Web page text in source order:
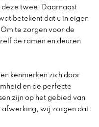
twee. Daarnaast
betekent dat u in eigen
te zorgen voor de
de ramen en deuren
kenmerken zich door
en de perfecte
zijn op het gebied van
wij zorgen dat